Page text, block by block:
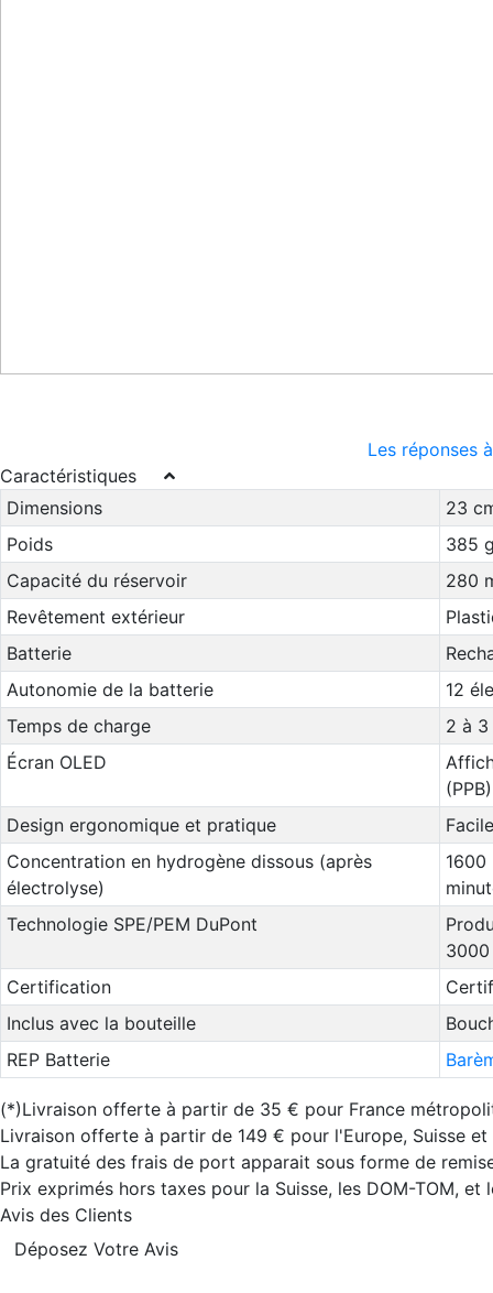
Les réponses
Caractéristiques
Dimensions
23
Poids
385
Capacité du réservoir
280
Revêtement extérieur
Batterie
Autonomie de la batterie
12
Temps de charge
2 à 3
Écran OLED
(PPB)
Design ergonomique et pratique
Concentration en hydrogène dissous (après
électrolyse)
1600
Technologie SPE/PEM DuPont
3000
Certification
Inclus avec la bouteille
REP Batterie
(*)Livraison offerte à partir de 35 € pour France
Livraison offerte à partir de 149 € pour l'Europe, Suisse et
La gratuité des frais de port apparait sous forme de
Prix exprimés hors taxes pour la Suisse, les DOM-TOM,
Avis des Clients
Déposez Votre Avis